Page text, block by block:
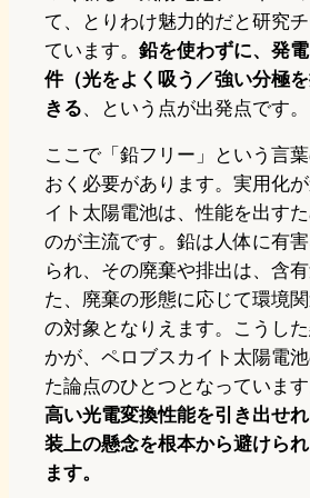
て、とりわけ魅力的だと研究
ています。 鉛を使わずに、発
件（光をよく吸う／強い分極
きる、という点が出発点です。
ここで「鉛フリー」という言
おく必要があります。実用化
イト太陽電池は、性能を出す
のが主流です。鉛は人体に有
られ、その廃棄や排出は、含
た、廃棄の形態に応じて環境
の対象となりえます。こうし
かが、ペロブスカイト太陽電
た論点のひとつとなっています
高い光電変換性能を引き出せ
装上の懸念を根本から避けら
ます。